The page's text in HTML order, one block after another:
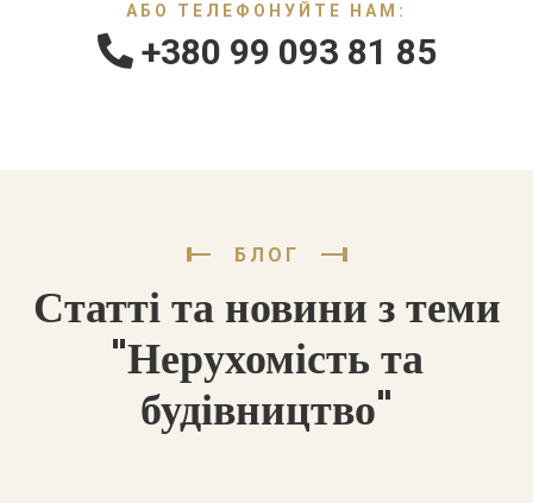
АБО ТЕЛЕФОНУЙТЕ НАМ:
+380 99 093 81 85
БЛОГ
Статті та новини з теми
"Нерухомість та
будівництво"